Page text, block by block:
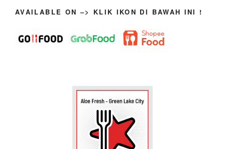
AVAILABLE ON –> KLIK IKON DI BAWAH INI !